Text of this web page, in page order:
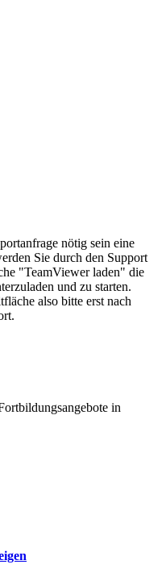
nötig sein eine
Sie durch den Support
"TeamViewer laden" die
und zu starten.
also bitte erst nach
in